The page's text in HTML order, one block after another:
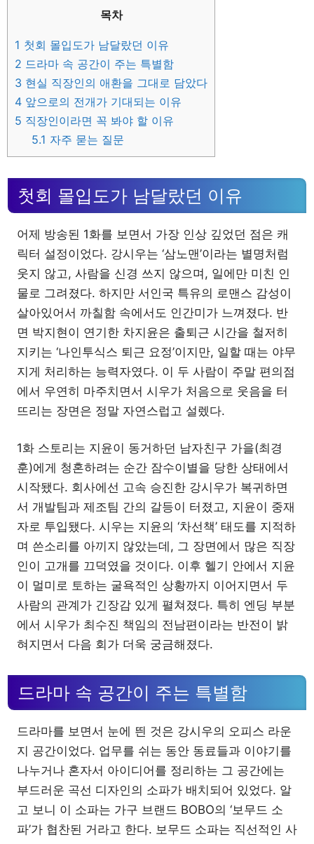
목차
1 첫회 몰입도가 남달랐던 이유
2 드라마 속 공간이 주는 특별함
3 현실 직장인의 애환을 그대로 담았다
4 앞으로의 전개가 기대되는 이유
5 직장인이라면 꼭 봐야 할 이유
5.1 자주 묻는 질문
첫회 몰입도가 남달랐던 이유
어제 방송된 1화를 보면서 가장 인상 깊었던 점은 캐
릭터 설정이었다. 강시우는 ‘삼노맨’이라는 별명처럼
웃지 않고, 사람을 신경 쓰지 않으며, 일에만 미친 인
물로 그려졌다. 하지만 서인국 특유의 로맨스 감성이
살아있어서 까칠함 속에서도 인간미가 느껴졌다. 반
면 박지현이 연기한 차지윤은 출퇴근 시간을 철저히
지키는 ‘나인투식스 퇴근 요정’이지만, 일할 때는 야무
지게 처리하는 능력자였다. 이 두 사람이 주말 편의점
에서 우연히 마주치면서 시우가 처음으로 웃음을 터
뜨리는 장면은 정말 자연스럽고 설렜다.
1화 스토리는 지윤이 동거하던 남자친구 가을(최경
훈)에게 청혼하려는 순간 잠수이별을 당한 상태에서
시작됐다. 회사에선 고속 승진한 강시우가 복귀하면
서 개발팀과 제조팀 간의 갈등이 터졌고, 지윤이 중재
자로 투입됐다. 시우는 지윤의 ‘차선책’ 태도를 지적하
며 쓴소리를 아끼지 않았는데, 그 장면에서 많은 직장
인이 고개를 끄덕였을 것이다. 이후 헬기 안에서 지윤
이 멀미로 토하는 굴욕적인 상황까지 이어지면서 두
사람의 관계가 긴장감 있게 펼쳐졌다. 특히 엔딩 부분
에서 시우가 최수진 책임의 전남편이라는 반전이 밝
혀지면서 다음 회가 더욱 궁금해졌다.
드라마 속 공간이 주는 특별함
드라마를 보면서 눈에 띈 것은 강시우의 오피스 라운
지 공간이었다. 업무를 쉬는 동안 동료들과 이야기를
나누거나 혼자서 아이디어를 정리하는 그 공간에는
부드러운 곡선 디자인의 소파가 배치되어 있었다. 알
고 보니 이 소파는 가구 브랜드 BOBO의 ‘보무드 소
파’가 협찬된 거라고 한다. 보무드 소파는 직선적인 사